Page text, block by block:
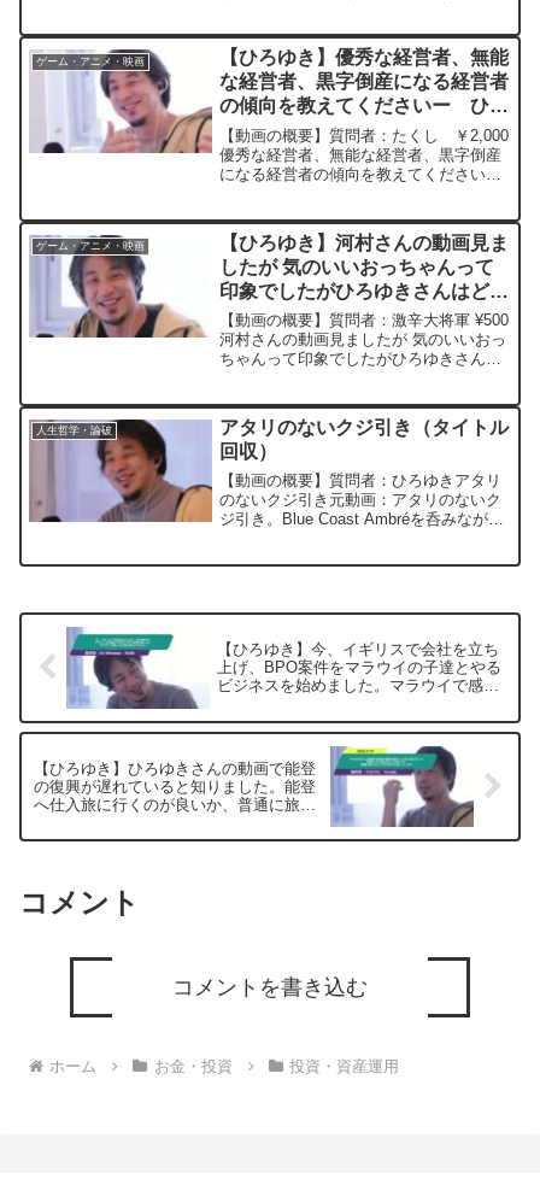
ゆきさんの動画で、寄...
ゲーム・アニメ・映画
【ひろゆき】優秀な経営者、無能
な経営者、黒字倒産になる経営者
の傾向を教えてくださいー ひろ
ゆき切り抜き 20241008
【動画の概要】質問者：たくし ￥2,000
優秀な経営者、無能な経営者、黒字倒産
になる経営者の傾向を教えてください元
2024/10/8 ひろ...
ゲーム・アニメ・映画
【ひろゆき】河村さんの動画見ま
したが 気のいいおっちゃんって
印象でしたがひろゆきさんはどう
いう印象受けましたか?ー ひろ
ゆき切り抜き 20241117
【動画の概要】質問者：激辛大将軍 ¥500
河村さんの動画見ましたが 気のいいおっ
ちゃんって印象でしたがひろゆきさんは
Tripleを呑みながら。2024/11/...
人生哲学・論破
アタリのないクジ引き（タイトル
回収）
【動画の概要】質問者：ひろゆきアタリ
のないクジ引き元動画：アタリのないク
ジ引き。Blue Coast Ambréを呑みなが
【ひろゆき】今、イギリスで会社を立ち
上げ、BPO案件をマラウイの子達とやる
ビジネスを始めました。マラウイで感じ
抜き 20250610
【ひろゆき】ひろゆきさんの動画で能登
の復興が遅れていると知りました。能登
へ仕入旅に行くのが良いか、普通に旅行
ゆき切り抜き 20250610
コメント
コメントを書き込む
ホーム お金・投資 投資・資産運用